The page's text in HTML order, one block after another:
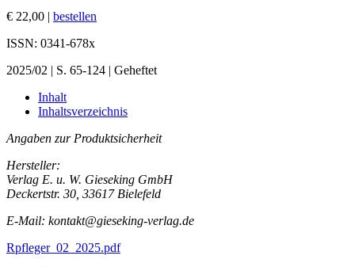
€ 22,00 | bestellen
ISSN: 0341-678x
2025/02 | S. 65-124 | Geheftet
Inhalt
Inhaltsverzeichnis
Angaben zur Produktsicherheit
Hersteller:
Verlag E. u. W. Gieseking GmbH
Deckertstr. 30, 33617 Bielefeld
E-Mail: kontakt@gieseking-verlag.de
Rpfleger_02_2025.pdf